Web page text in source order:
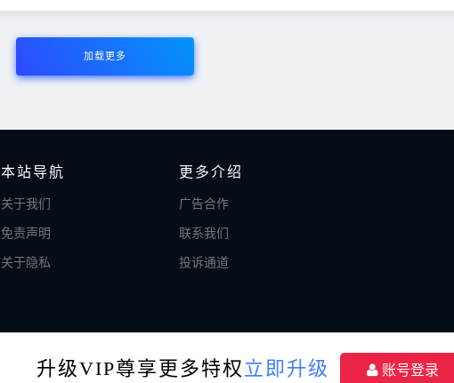
加载更多
本站导航
关于我们
免责声明
关于隐私
更多介绍
广告合作
联系我们
投诉通道
升级VIP尊享更多特权 立即升级 账号登录